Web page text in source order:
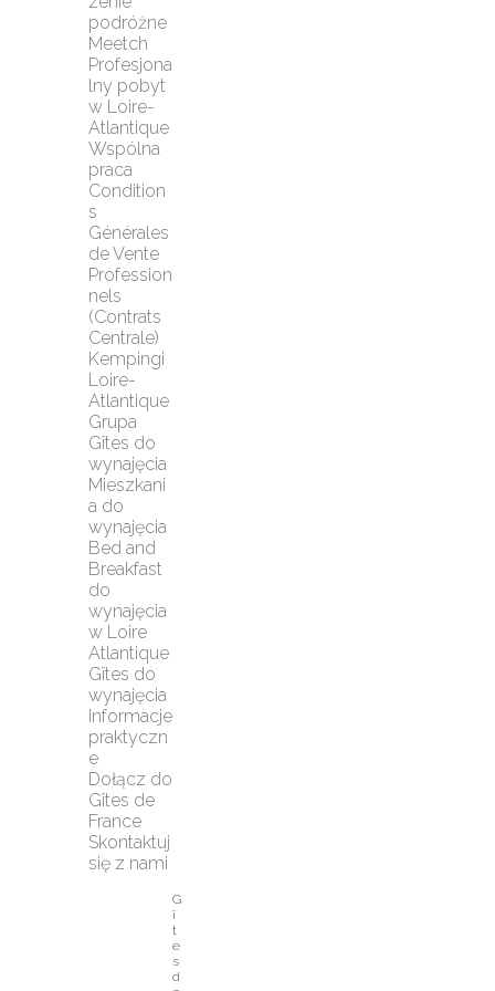
podróżne
Meetch
Profesjona
lny pobyt
w Loire-
Atlantique
Wspólna
praca
Condition
s
Générales
de Vente
Profession
nels
(Contrats
Centrale)
Kempingi
Loire-
Atlantique
Grupa
Gîtes do
wynajęcia
Mieszkani
a do
wynajęcia
Bed and
Breakfast
do
wynajęcia
w Loire
Atlantique
Gîtes do
wynajęcia
Informacje
praktyczn
e
Dołącz do
Gîtes de
France
Skontaktuj
się z nami
G
î
t
e
s
d